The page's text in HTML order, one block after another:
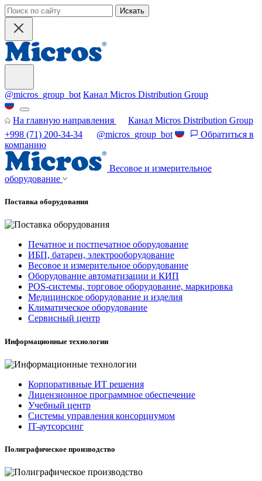
Искать
@micros_group_bot Канал Micros Distribution Group
На главную направления
Канал Micros Distribution Group
+998 (71) 200-34-34
@micros_group_bot
Обратиться в
компанию
Весовое и измерительное
оборудование
Поставка оборудования
Печатное и постпечатное оборудование
ИБП, батареи, электрооборудование
Весовое и измерительное оборудование
Оборудование автоматизации и КИП
POS-системы, торговое оборудование, маркировка
Медицинское оборудование и изделия
Климатическое оборудование
Сервисный центр
Информационные технологии
Корпоративные ИТ решения
Лицензионное программное обеспечение
Учебный центр
Системы управления консорциумом
IT-аутсорсинг
Полиграфическое производство